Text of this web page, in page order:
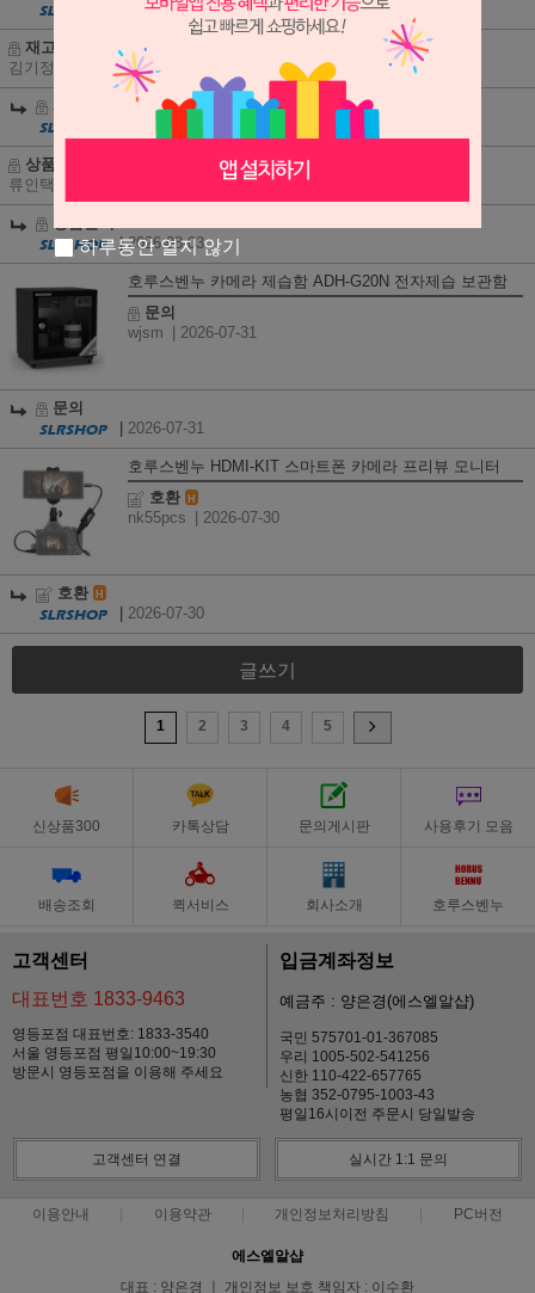
2026-08-06
재고 문의드립니다.
김기정
| 2026-08-04
재고 문의드립니다.
2026-08-04
상품문의
류인택
|2026-08-03
호루스벤누 카메라 제습함 ADH-G20N 전자제습 보관함
문의
wjsm
| 2026-07-31
문의
2026-07-31
호루스벤누 HDMI-KIT 스마트폰 카메라 프리뷰 모니터
호환 H
nk55pcs | 2026-07-30
호환 H
2026-07-30
글쓰기
1 2 3 4 5
신상품300 카톡상담 문의게시판 사용후기 모음
배송조회 퀵서비스 회사소개 호루스벤누
고객센터
대표번호 1833-9463
영등포점 대표번호: 1833-3540
서울 영등포점 평일10:00~19:30
방문시 영등포점을 이용해 주세요
입금계좌정보
예금주 : 양은경(에스엘알샵)
국민 575701-01-367085
우리 1005-502-541256
신한 110-422-657765
농협 352-0795-1003-43
평일16시이전 주문시 당일발송
고객센터 연결 실시간 1:1 문의
이용안내 이용약관 개인정보처리방침 PC버전
에스엘알샵
대표 : 양은경 ㅣ 개인정보 보호 책임자 : 이수환
하루동안 열지 않기